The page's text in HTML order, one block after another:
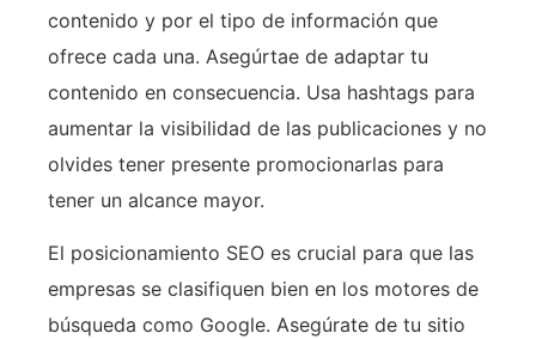
contenido y por el tipo de información que
ofrece cada una. Asegúrtae de adaptar tu
contenido en consecuencia. Usa hashtags para
aumentar la visibilidad de las publicaciones y no
olvides tener presente promocionarlas para
tener un alcance mayor.
El posicionamiento SEO es crucial para que las
empresas se clasifiquen bien en los motores de
búsqueda como Google. Asegúrate de tu sitio